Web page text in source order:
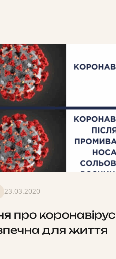
23.03.2020
про коронавірус
для життя